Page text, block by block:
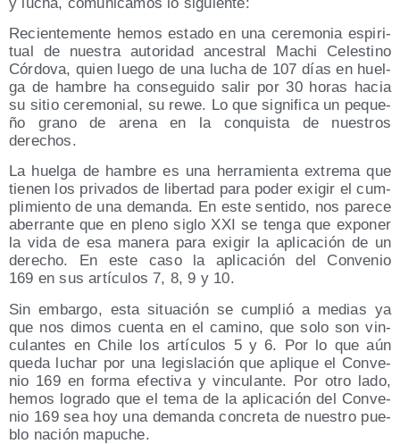
Recien­te­men­te hemos esta­do en una cere­mo­nia espi­ri­
tual de nues­tra auto­ri­dad ances­tral Machi Celes­tino
Cór­do­va, quien lue­go de una lucha de 107 días en huel­
ga de ham­bre ha con­se­gui­do salir por 30 horas hacia
su sitio cere­mo­nial, su rewe. Lo que sig­ni­fi­ca un peque­
ño grano de are­na en la con­quis­ta de nues­tros
derechos.
La huel­ga de ham­bre es una herra­mien­ta extre­ma que
tie­nen los pri­va­dos de liber­tad para poder exi­gir el cum­
pli­mien­to de una deman­da. En este sen­ti­do, nos pare­ce
abe­rran­te que en pleno siglo XXI se ten­ga que expo­ner
la vida de esa mane­ra para exi­gir la apli­ca­ción de un
dere­cho. En este caso la apli­ca­ción del Con­ve­nio
169 en sus artícu­los 7, 8, 9 y 10.
Sin embar­go, esta situa­ción se cum­plió a medias ya
que nos dimos cuen­ta en el camino, que solo son vin­
cu­lan­tes en Chi­le los artícu­los 5 y 6. Por lo que aún
que­da luchar por una legis­la­ción que apli­que el Con­ve­
nio 169 en for­ma efec­ti­va y vin­cu­lan­te. Por otro lado,
hemos logra­do que el tema de la apli­ca­ción del Con­ve­
nio 169 sea hoy una deman­da con­cre­ta de nues­tro pue­
blo nación mapuche.